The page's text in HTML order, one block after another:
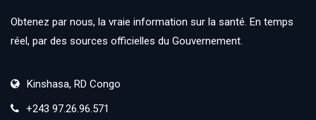
Obtenez par nous, la vraie information sur la santé. En temps
réel, par des sources officielles du Gouvernement.
Kinshasa, RD Congo
+243 97.26.96.571